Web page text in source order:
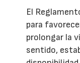
El
para
prolongar la
sentido,